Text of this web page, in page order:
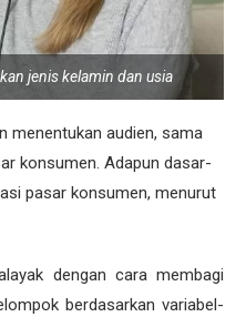
jenis kelamin dan usia
menentukan audien, sama
konsumen. Adapun dasar-
pasar konsumen, menurut
dengan cara membagi
berdasarkan variabel-